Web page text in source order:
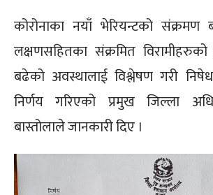
कोरोनाका नयाँ भेरियन्टको
लक्षणसहितका संक्रमित
बढेको अवस्थालाई विश्लेषण गरी
निर्णय गरिएको प्रमुख जिल्ला
बास्तोलाले जानकारी दिए ।